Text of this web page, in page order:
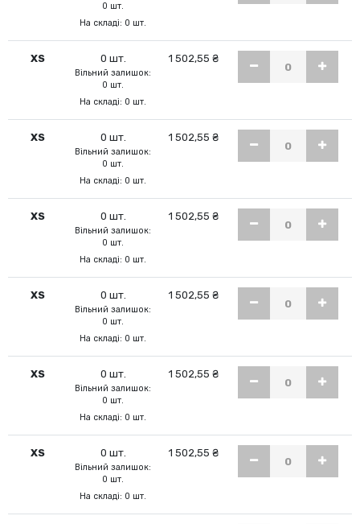
0 шт.
На складі: 0 шт.
XS 0 шт.
Вільний залишок:
0 шт.
На складі: 0 шт.
1 502,55 ₴
XS 0 шт.
Вільний залишок:
0 шт.
На складі: 0 шт.
1 502,55 ₴
XS 0 шт.
Вільний залишок:
0 шт.
На складі: 0 шт.
1 502,55 ₴
XS 0 шт.
Вільний залишок:
0 шт.
На складі: 0 шт.
1 502,55 ₴
XS 0 шт.
Вільний залишок:
0 шт.
На складі: 0 шт.
1 502,55 ₴
XS 0 шт.
Вільний залишок:
0 шт.
На складі: 0 шт.
1 502,55 ₴